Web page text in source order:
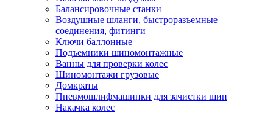
Балансировочные станки
Воздушные шланги, быстроразъемные
соединения, фитинги
Ключи баллонные
Подъемники шиномонтажные
Ванны для проверки колес
Шиномонтажи грузовые
Домкраты
Пневмошлифмашинки для зачистки шин
Накачка колес